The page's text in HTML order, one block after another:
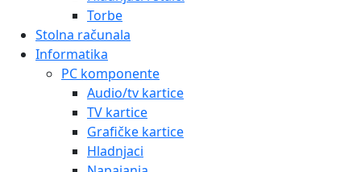
Torbe
Stolna računala
Informatika
PC komponente
Audio/tv kartice
TV kartice
Grafičke kartice
Hladnjaci